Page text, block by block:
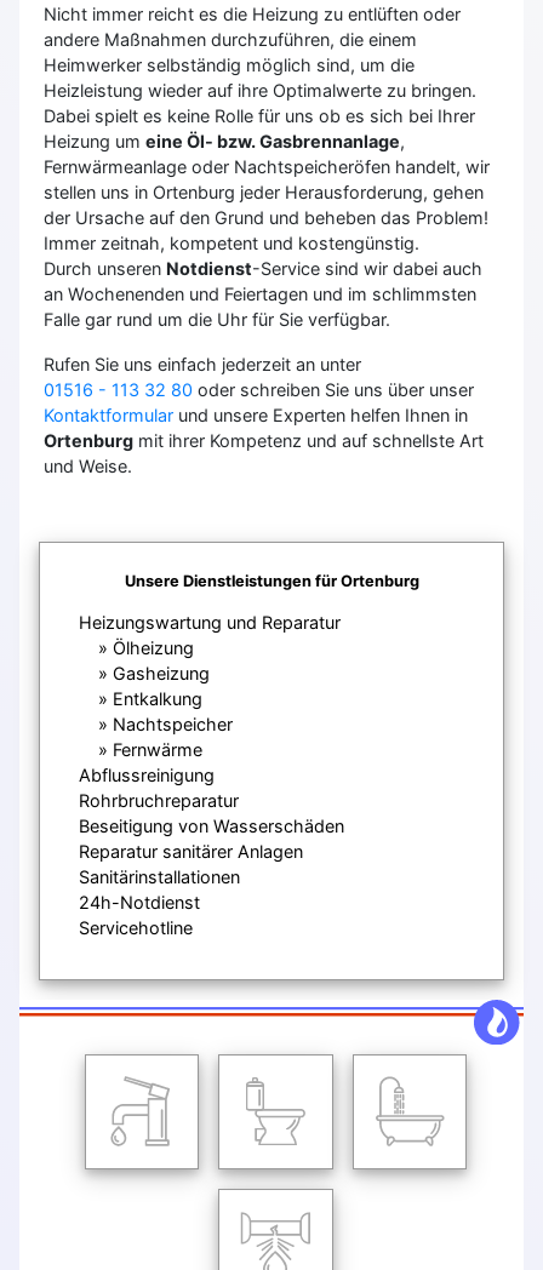
Nicht immer reicht es die Heizung zu entlüften oder
andere Maßnahmen durchzuführen, die einem
Heimwerker selbständig möglich sind, um die
Heizleistung wieder auf ihre Optimalwerte zu bringen.
Dabei spielt es keine Rolle für uns ob es sich bei Ihrer
Heizung um eine Öl- bzw. Gasbrennanlage,
Fernwärmeanlage oder Nachtspeicheröfen handelt, wir
stellen uns in Ortenburg jeder Herausforderung, gehen
der Ursache auf den Grund und beheben das Problem!
Immer zeitnah, kompetent und kostengünstig.
Durch unseren Notdienst-Service sind wir dabei auch
an Wochenenden und Feiertagen und im schlimmsten
Falle gar rund um die Uhr für Sie verfügbar.
Rufen Sie uns einfach jederzeit an unter
01516 - 113 32 80 oder schreiben Sie uns über unser
Kontaktformular und unsere Experten helfen Ihnen in
Ortenburg mit ihrer Kompetenz und auf schnellste Art
und Weise.
Unsere Dienstleistungen für Ortenburg
Heizungswartung und Reparatur
Ölheizung
Gasheizung
Entkalkung
Nachtspeicher
Fernwärme
Abflussreinigung
Rohrbruchreparatur
Beseitigung von Wasserschäden
Reparatur sanitärer Anlagen
Sanitärinstallationen
24h-Notdienst
Servicehotline